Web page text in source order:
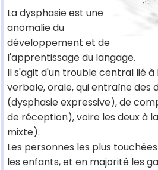
La dysphasie est une
anomalie du
développement et de
l'apprentissage du langage.
Il s'agit d'un trouble central lié
verbale, orale, qui entraîne des
(dysphasie expressive), de
de réception), voire les deux à
mixte).
Les personnes les plus
les enfants, et en majorité les